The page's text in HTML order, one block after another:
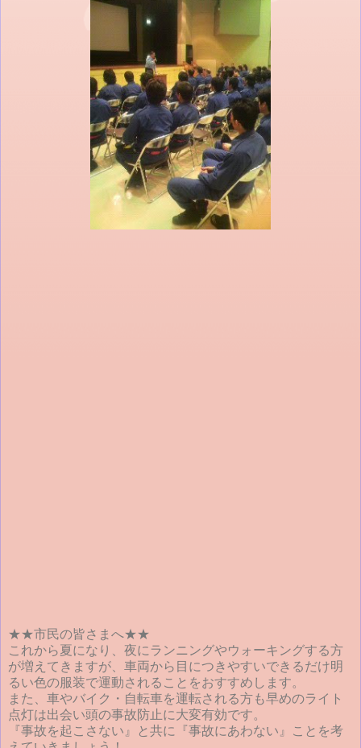
★★市民の皆さまへ★★
これから夏になり、 夜にランニングやウォーキングする方
が増えてきますが、 車両から目につきやすいできるだけ明
るい色の服装で運動されるこ とをおすすめします。
また、車やバイク・ 自転車を運転される方も早めのライト
点灯は出会い頭の事故防止に大変有効です。
『事故を起こさない』と共に『事故にあわない』
ことを考